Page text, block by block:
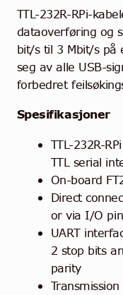
TTL-232R-RPi-
dataoverføring og
bit/s til 3 Mbit/s på
seg av alle USB-
forbedret
Spesifikasjoner
TTL-232R-
TTL serial
On-board
Direct
or via I/O
UART
2 stop bits
parity